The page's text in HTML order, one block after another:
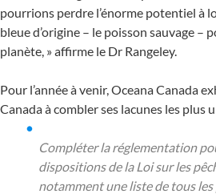
pourrions perdre l’énorme potentiel à
bleue d’origine – le poisson sauvage –
planète, » affirme le Dr Rangeley.
Pour l’année à venir, Oceana Canada
Canada à combler ses lacunes les plus
Compléter la réglementation
dispositions de la Loi sur les
notamment une liste de tous